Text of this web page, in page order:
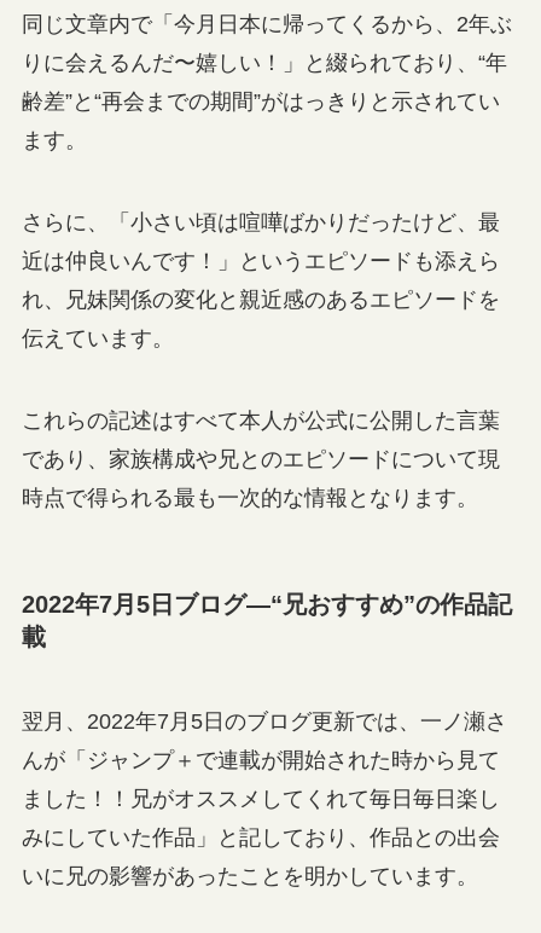
同じ文章内で「今月日本に帰ってくるから、2年ぶ
りに会えるんだ〜嬉しい！」と綴られており、“年
齢差”と“再会までの期間”がはっきりと示されてい
ます。
さらに、「小さい頃は喧嘩ばかりだったけど、最
近は仲良いんです！」というエピソードも添えら
れ、兄妹関係の変化と親近感のあるエピソードを
伝えています。
これらの記述はすべて本人が公式に公開した言葉
であり、家族構成や兄とのエピソードについて現
時点で得られる最も一次的な情報となります。
2022年7月5日ブログ—“兄おすすめ”の作品記
載
翌月、2022年7月5日のブログ更新では、一ノ瀬さ
んが「ジャンプ＋で連載が開始された時から見て
ました！！兄がオススメしてくれて毎日毎日楽し
みにしていた作品」と記しており、作品との出会
いに兄の影響があったことを明かしています。